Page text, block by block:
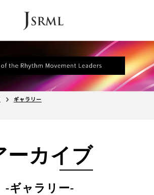
ギャラリー
ーカイブ
-ギャラリー-